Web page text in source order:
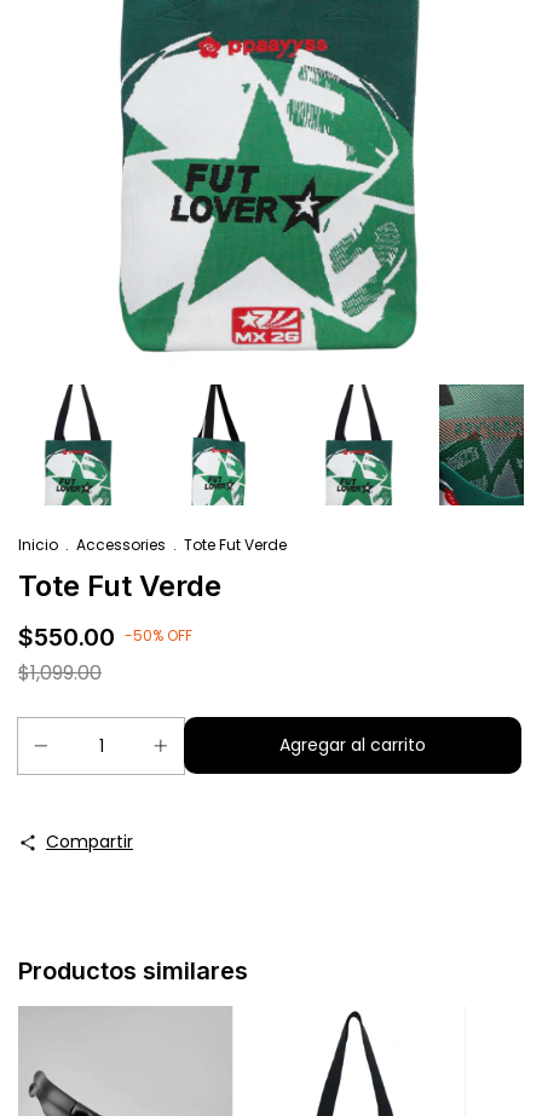
Inicio . Accessories . Tote Fut Verde
Tote Fut Verde
$550.00 -50%OFF
$1,099.00
Compartir
Productos similares